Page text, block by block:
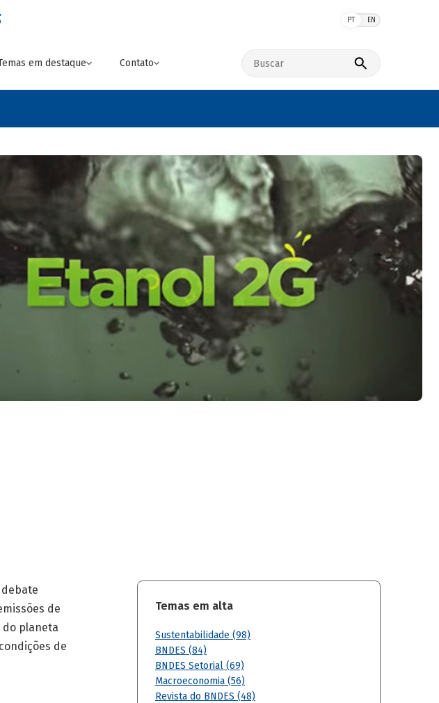
PT EN
em destaque Contato
Buscar no site
de
do planeta
de
Temas em alta
Sustentabilidade (98)
BNDES (84)
BNDES Setorial (69)
Macroeconomia (56)
Revista do BNDES (48)